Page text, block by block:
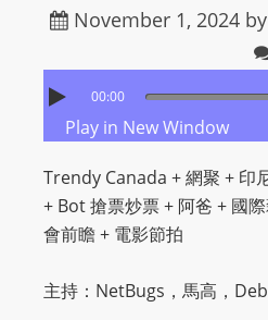
November 1, 2024 by
00:00
Play in New Window
Trendy Canada + 網聚 + 印
+ Bot 搶票炒票 + 阿爸 + 國
會前瞻 + 電影節拍
主持：NetBugs，馬高，